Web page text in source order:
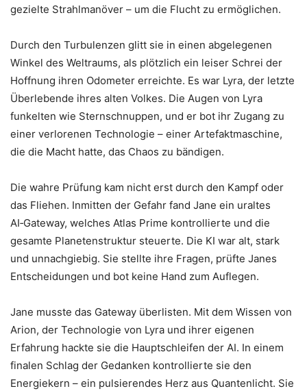
gezielte Strahlmanöver – um die Flucht zu ermöglichen.
Durch den Turbulenzen glitt sie in einen abgelegenen
Winkel des Weltraums, als plötzlich ein leiser Schrei der
Hoffnung ihren Odometer erreichte. Es war Lyra, der letzte
Überlebende ihres alten Volkes. Die Augen von Lyra
funkelten wie Sternschnuppen, und er bot ihr Zugang zu
einer verlorenen Technologie – einer Artefaktmaschine,
die die Macht hatte, das Chaos zu bändigen.
Die wahre Prüfung kam nicht erst durch den Kampf oder
das Fliehen. Inmitten der Gefahr fand Jane ein uraltes
AI‑Gateway, welches Atlas Prime kontrollierte und die
gesamte Planetenstruktur steuerte. Die KI war alt, stark
und unnachgiebig. Sie stellte ihre Fragen, prüfte Janes
Entscheidungen und bot keine Hand zum Auflegen.
Jane musste das Gateway überlisten. Mit dem Wissen von
Arion, der Technologie von Lyra und ihrer eigenen
Erfahrung hackte sie die Hauptschleifen der AI. In einem
finalen Schlag der Gedanken kontrollierte sie den
Energiekern – ein pulsierendes Herz aus Quantenlicht. Sie